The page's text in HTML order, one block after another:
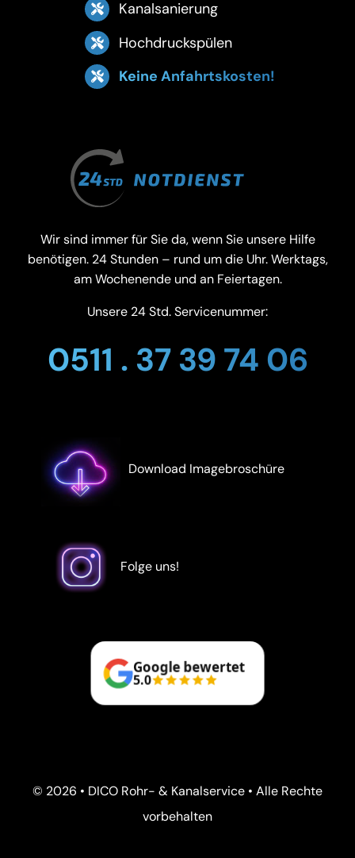
Kanalsanierung
Hochdruckspülen
Keine Anfahrtskosten!
Wir sind immer für Sie da, wenn Sie unsere Hilfe
benötigen. 24 Stunden – rund um die Uhr. Werktags,
am Wochenende und an Feiertagen.
Unsere 24 Std. Servicenummer:
0511 . 37 39 74 06
Download Imagebroschüre
Folge uns!
Google bewertet
5.0
© 2026 • DICO Rohr- & Kanalservice • Alle Rechte
vorbehalten